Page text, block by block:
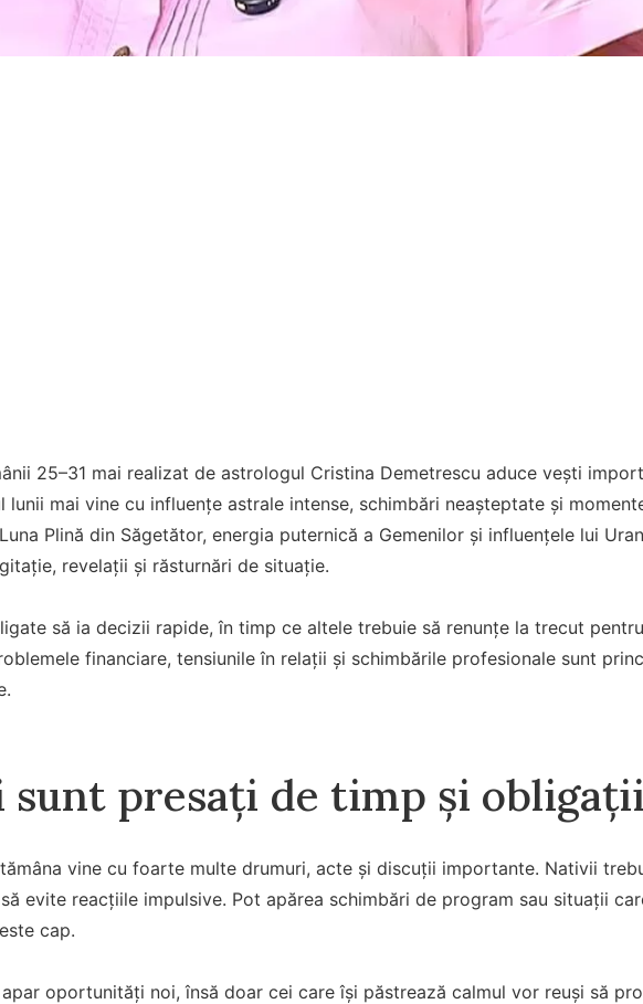
25–31 mai realizat de astrologul Cristina Demetrescu aduce vești
lunii mai vine cu influențe astrale intense, schimbări neașteptate și
Plină din Săgetător, energia puternică a Gemenilor și influențele lui
revelații și răsturnări de situație.
să ia decizii rapide, în timp ce altele trebuie să renunțe la trecut
financiare, tensiunile în relații și schimbările profesionale sunt
sunt presați de timp și obligații
vine cu foarte multe drumuri, acte și discuții importante. Nativii
evite reacțiile impulsive. Pot apărea schimbări de program sau situații
cap.
oportunități noi, însă doar cei care își păstrează calmul vor reuși să